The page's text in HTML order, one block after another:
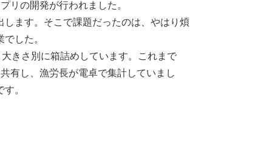
リの開発が行われました。
ます。そこで課題だったのは、やはり煩
した。
きさ別に箱詰めしています。これまで
有し、漁労長が電卓で集計していまし
。